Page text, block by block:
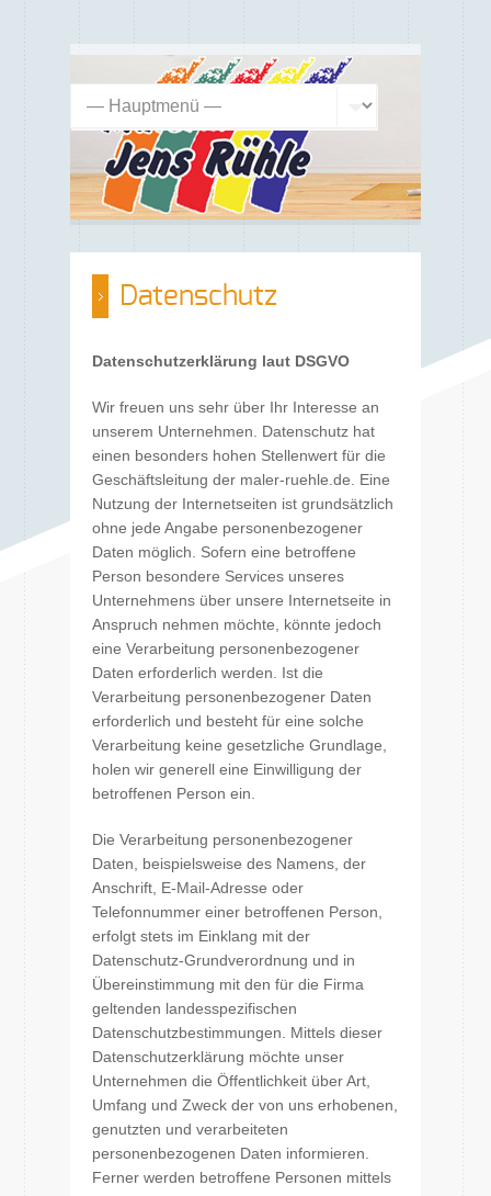
Datenschutz
Datenschutzerklärung laut DSGVO
Wir freuen uns sehr über Ihr Interesse an
unserem Unternehmen. Datenschutz hat
einen besonders hohen Stellenwert für die
Geschäftsleitung der maler-ruehle.de. Eine
Nutzung der Internetseiten ist grundsätzlich
ohne jede Angabe personenbezogener
Daten möglich. Sofern eine betroffene
Person besondere Services unseres
Unternehmens über unsere Internetseite in
Anspruch nehmen möchte, könnte jedoch
eine Verarbeitung personenbezogener
Daten erforderlich werden. Ist die
Verarbeitung personenbezogener Daten
erforderlich und besteht für eine solche
Verarbeitung keine gesetzliche Grundlage,
holen wir generell eine Einwilligung der
betroffenen Person ein.
Die Verarbeitung personenbezogener
Daten, beispielsweise des Namens, der
Anschrift, E-Mail-Adresse oder
Telefonnummer einer betroffenen Person,
erfolgt stets im Einklang mit der
Datenschutz-Grundverordnung und in
Übereinstimmung mit den für die Firma
geltenden landesspezifischen
Datenschutzbestimmungen. Mittels dieser
Datenschutzerklärung möchte unser
Unternehmen die Öffentlichkeit über Art,
Umfang und Zweck der von uns erhobenen,
genutzten und verarbeiteten
personenbezogenen Daten informieren.
Ferner werden betroffene Personen mittels